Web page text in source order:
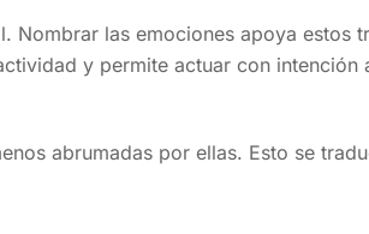
Nombrar las emociones apoya estos
y permite actuar con intención
abrumadas por ellas. Esto se